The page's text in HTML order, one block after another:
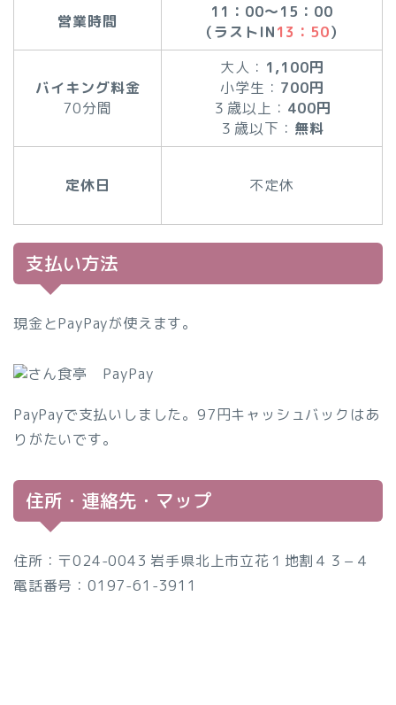
営業時間
11：00〜15：00
（ラストIN13：50）
バイキング料金
70分間
大人： 1,100円
小学生： 700円
３歳以上： 400円
３歳以下： 無料
定休日 不定休
支払い方法
現金とPayPayが使えます。
PayPayで支払いしました。97円キャッシュバックはあ
りがたいです。
住所・連絡先・マップ
住所：〒024-0043 岩手県北上市立花１地割４３−４
電話番号：0197-61-3911